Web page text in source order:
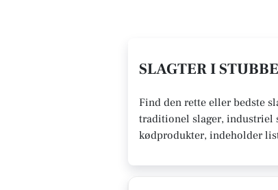
SLAGTER I
Find den rette eller bedste
traditionel slager, industriel
kødprodukter, indeholder